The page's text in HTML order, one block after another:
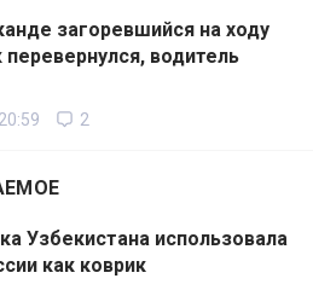
загоревшийся на ходу
перевернулся, водитель
2
Узбекистана использовала
как коврик